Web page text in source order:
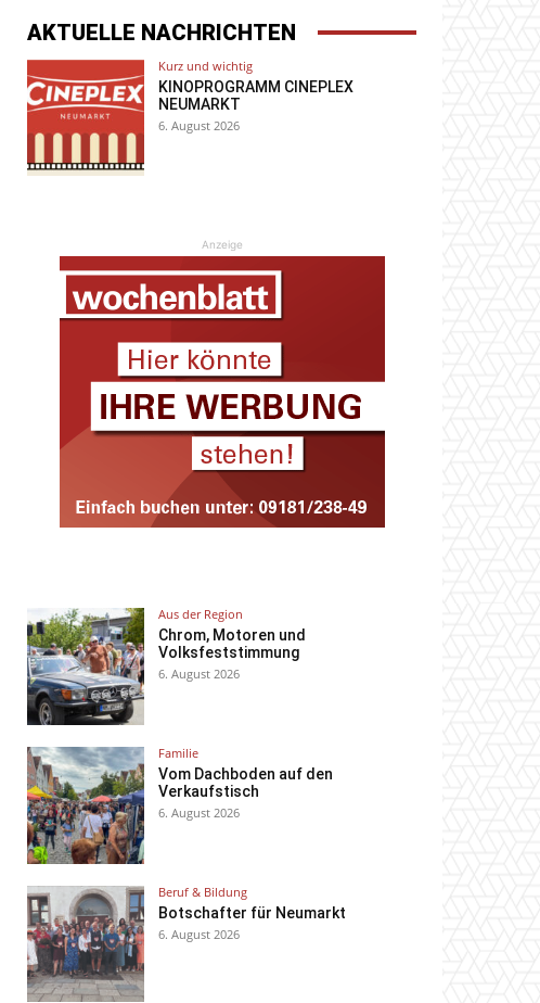
AKTUELLE NACHRICHTEN
Kurz und wichtig
KINOPROGRAMM CINEPLEX
NEUMARKT
6. August 2026
Anzeige
Aus der Region
Chrom, Motoren und
Volksfeststimmung
6. August 2026
Familie
Vom Dachboden auf den
Verkaufstisch
6. August 2026
Beruf & Bildung
Botschafter für Neumarkt
6. August 2026